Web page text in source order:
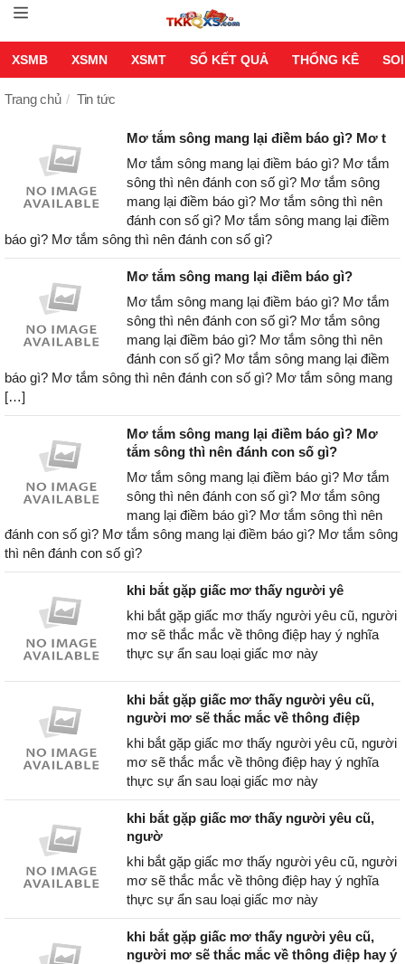
XSMB XSMN XSMT SỔ KẾT QUẢ THỐNG KÊ
Trang chủ Tin tức
Mơ tắm sông mang lại điềm báo gì? Mơ t
Mơ tắm sông mang lại điềm báo gì? Mơ tắm
sông thì nên đánh con số gì? Mơ tắm sông
mang lại điềm báo gì? Mơ tắm sông thì nên
đánh con số gì? Mơ tắm sông mang lại điềm
báo gì? Mơ tắm sông thì nên đánh con số gì?
Mơ tắm sông mang lại điềm báo gì?
Mơ tắm sông mang lại điềm báo gì? Mơ tắm
sông thì nên đánh con số gì? Mơ tắm sông
mang lại điềm báo gì? Mơ tắm sông thì nên
đánh con số gì? Mơ tắm sông mang lại điềm
báo gì? Mơ tắm sông thì nên đánh con số gì? Mơ tắm sông mang
[…]
Mơ tắm sông mang lại điềm báo gì? Mơ
tắm sông thì nên đánh con số gì?
Mơ tắm sông mang lại điềm báo gì? Mơ tắm
sông thì nên đánh con số gì? Mơ tắm sông
mang lại điềm báo gì? Mơ tắm sông thì nên
đánh con số gì? Mơ tắm sông mang lại điềm báo gì? Mơ tắm sông
thì nên đánh con số gì?
khi bắt gặp giấc mơ thấy người yê
khi bắt gặp giấc mơ thấy người yêu cũ, người
mơ sẽ thắc mắc về thông điệp hay ý nghĩa
thực sự ẩn sau loại giấc mơ này
khi bắt gặp giấc mơ thấy người yêu cũ,
người mơ sẽ thắc mắc về thông điệp
khi bắt gặp giấc mơ thấy người yêu cũ, người
mơ sẽ thắc mắc về thông điệp hay ý nghĩa
thực sự ẩn sau loại giấc mơ này
khi bắt gặp giấc mơ thấy người yêu cũ,
ngườ
khi bắt gặp giấc mơ thấy người yêu cũ, người
mơ sẽ thắc mắc về thông điệp hay ý nghĩa
thực sự ẩn sau loại giấc mơ này
khi bắt gặp giấc mơ thấy người yêu cũ,
người mơ sẽ thắc mắc về thông điệp hay ý